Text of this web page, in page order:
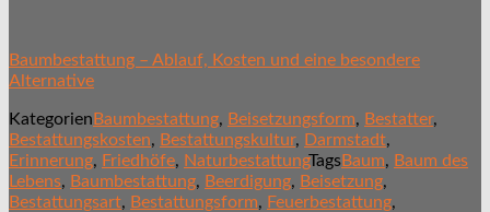
Baumbestattung – Ablauf, Kosten und eine besondere
Alternative
KategorienBaumbestattung, Beisetzungsform, Bestatter,
Bestattungskosten, Bestattungskultur, Darmstadt,
Erinnerung, Friedhöfe, NaturbestattungTagsBaum, Baum des
Lebens, Baumbestattung, Beerdigung, Beisetzung,
Bestattungsart, Bestattungsform, Feuerbestattung,